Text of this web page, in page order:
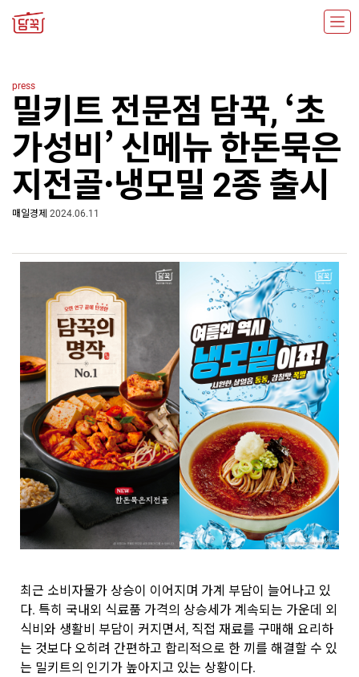
press
밀키트 전문점 담꾹, ‘초
가성비’ 신메뉴 한돈묵은
지전골·냉모밀 2종 출시
매일경제 2024.06.11
최근 소비자물가 상승이 이어지며 가계 부담이 늘어나고 있
다. 특히 국내외 식료품 가격의 상승세가 계속되는 가운데 외
식비와 생활비 부담이 커지면서, 직접 재료를 구매해 요리하
는 것보다 오히려 간편하고 합리적으로 한 끼를 해결할 수 있
는 밀키트의 인기가 높아지고 있는 상황이다.